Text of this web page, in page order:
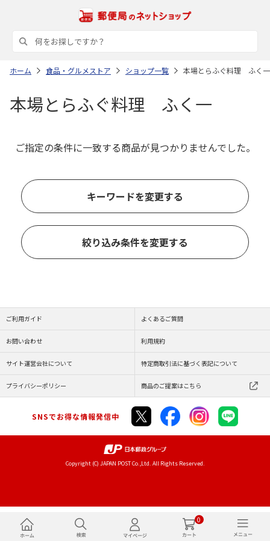
0
ホーム 食品・グルメストア ショップ一覧 本場とらふぐ料理 ふく一
本場とらふぐ料理 ふく一
ご指定の条件に一致する商品が見つかりませんでした。
キーワードを変更する
絞り込み条件を変更する
ご利用ガイド よくあるご質問
お問い合わせ 利用規約
サイト運営会社について 特定商取引法に基づく表記について
プライバシーポリシー 商品のご提案はこちら
SNSでお得な情報発信中
Copyright (C) JAPAN POST Co.,Ltd. All Rights Reserved.